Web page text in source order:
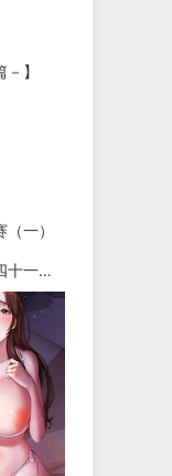
】
一）
【穿越到可以随便做爱的世界】（四十一）（两万五千字更新）